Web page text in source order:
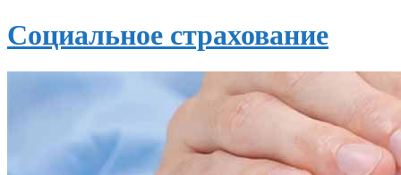
Социальное страхование